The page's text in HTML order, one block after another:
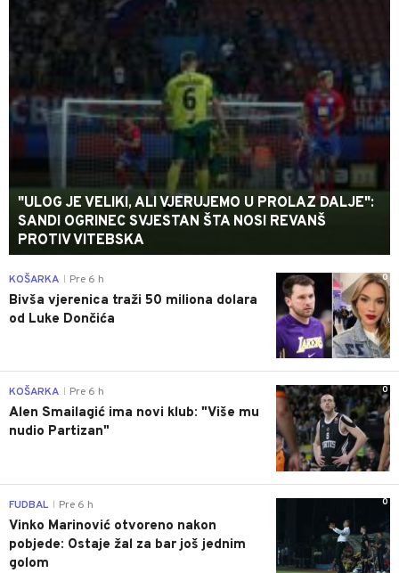
"ULOG JE VELIKI, ALI VJERUJEMO U PROLAZ DALJE":
SANDI OGRINEC SVJESTAN ŠTA NOSI REVANŠ
PROTIV VITEBSKA
0
KOŠARKA Pre 6 h
Bivša vjerenica traži 50 miliona dolara
od Luke Dončića
0
KOŠARKA Pre 6 h
Alen Smailagić ima novi klub: "Više mu
nudio Partizan"
0
FUDBAL Pre 6 h
Vinko Marinović otvoreno nakon
pobjede: Ostaje žal za bar još jednim
golom